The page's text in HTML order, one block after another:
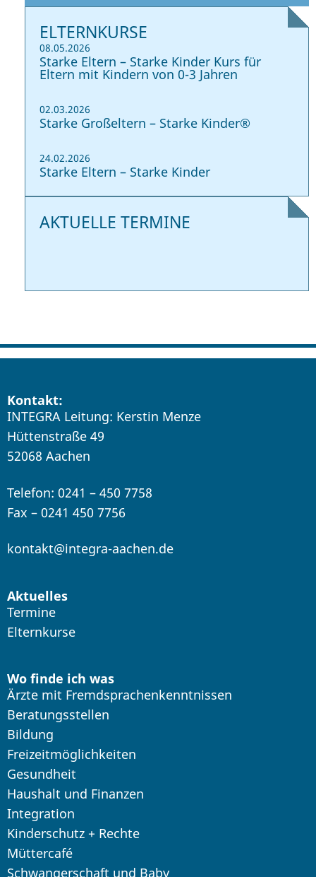
ELTERNKURSE
08.05.2026
Starke Eltern – Starke Kinder Kurs für
Eltern mit Kindern von 0-3 Jahren
02.03.2026
Starke Großeltern – Starke Kinder®
24.02.2026
Starke Eltern – Starke Kinder
AKTUELLE TERMINE
Kontakt:
INTEGRA Leitung: Kerstin Menze
Hüttenstraße 49
52068 Aachen
Telefon: 0241 – 450 7758
Fax – 0241 450 7756
kontakt@integra-aachen.de
Aktuelles
Termine
Elternkurse
Wo finde ich was
Ärzte mit Fremdsprachenkenntnissen
Beratungsstellen
Bildung
Freizeitmöglichkeiten
Gesundheit
Haushalt und Finanzen
Integration
Kinderschutz + Rechte
Müttercafé
Schwangerschaft und Baby